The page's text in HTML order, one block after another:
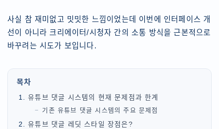
사실 참 재미없고 밋밋한 느낌이었는데 이번에 인터페이스 개
선이 아니라 크리에이터/시청자 간의 소통 방식을 근본적으로
바꾸려는 시도가 보입니다.
목차
유튜브 댓글 시스템의 현재 문제점과 한계
기존 유튜브 댓글 시스템의 주요 문제점
유튜브 댓글 레딧 스타일 장점은?